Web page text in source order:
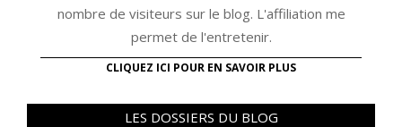
nombre de visiteurs sur le blog. L'affiliation me
permet de l'entretenir.
CLIQUEZ ICI POUR EN SAVOIR PLUS
LES DOSSIERS DU BLOG